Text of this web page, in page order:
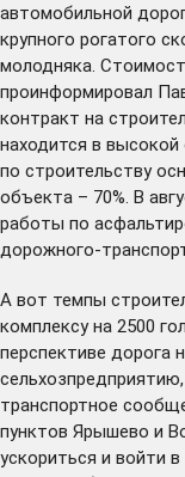
автомобильной
крупного рогатого
молодняка.
проинформировал
контракт на
находится в
по строительству
объекта – 70%. В
работы по
дорожного-
А вот темпы
комплексу на 2500
перспективе дорога
транспортное
пунктов Ярышево и
ускориться и войти